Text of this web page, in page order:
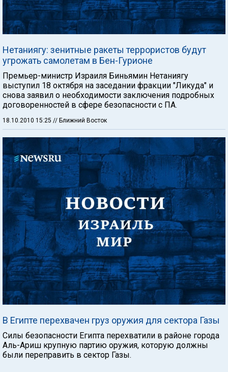
Нетаниягу: зенитные ракеты террористов будут
угрожать самолетам в Бен-Гурионе
Премьер-министр Израиля Биньямин Нетаниягу
выступил 18 октября на заседании фракции "Ликуда" и
снова заявил о необходимости заключения подробных
договоренностей в сфере безопасности с ПА.
18.10.2010 15:25 // Ближний Восток
В Египте перехвачен груз оружия для сектора Газы
Силы безопасности Египта перехватили в районе города
Аль-Ариш крупную партию оружия, которую должны
были переправить в сектор Газы.